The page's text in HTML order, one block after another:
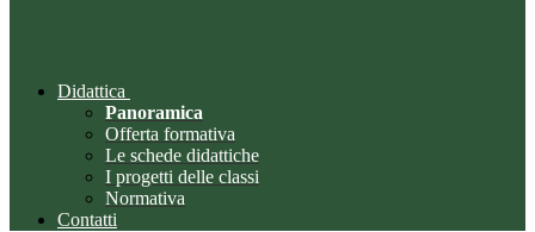
Didattica
Panoramica
Offerta formativa
Le schede didattiche
I progetti delle classi
Normativa
Contatti